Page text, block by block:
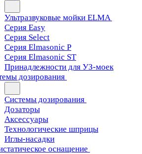
Ультразвуковые мойки ELMA
Серия Easy
Серия Select
Серия Elmasonic P
Серия Elmasonic ST
Принадлежности для УЗ-моек
дозирования
Системы дозирования
Дозаторы
Аксессуары
Технологические шприцы
Иглы-насадки
оснащение